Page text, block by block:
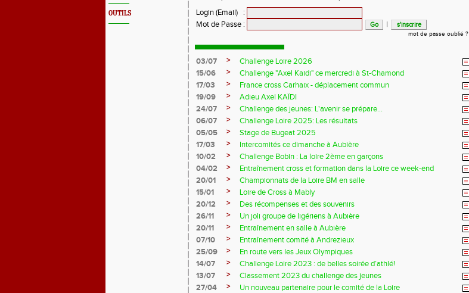
OUTILS Login (Email)
:
Mot de Passe : |
mot de passe oublié ?
03/07 >
Challenge Loire 2026
15/06
>
Challenge "Axel Kaidi" ce mercredi à St-Chamond
17/03
>
France cross Carhaix - déplacement commun
19/09
>
Adieu Axel KAÏDI
24/07
>
Challenge des jeunes: L'avenir se prépare...
06/07
>
Challenge Loire 2025: Les résultats
05/05
>
Stage de Bugeat 2025
17/03
>
Intercomités ce dimanche à Aubière
10/02
>
Challenge Bobin : La loire 2ème en garçons
04/02
>
Entraînement cross et formation dans la Loire ce week-end
20/01
>
Championnats de la Loire BM en salle
15/01
>
Loire de Cross à Mably
20/12
>
Des récompenses et des souvenirs
26/11
>
Un joli groupe de ligériens à Aubière
20/11
>
Entraînement en salle à Aubière
07/10
>
Entraînement comité à Andrezieux
25/09
>
En route vers les Jeux Olympiques
14/07
>
Challenge Loire 2023 : de belles soirée d’athlé!
13/07
>
Classement 2023 du challenge des jeunes
27/04
> Un nouveau partenaire pour le comité de la Loire